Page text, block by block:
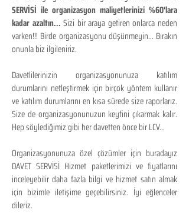
SERVİSİ ile organizasyon maliyetlerinizi %60'lara
kadar azaltın...Sizi bir araya getiren onlarca neden
varken!!! Birde organizasyonu düşünmeyin... Bırakın
onunla biz ilgileniriz.
Davetlilerinizin organizasyonunuza katılım
durumlarını netleştirmek için birçok yöntem kullanır
ve katılım durumlarını en kısa sürede size raporlarız.
Size de organizasyonunuzun keyfini çıkarmak kalır.
Hep söylediğimiz gibi her davetten önce bir LCV...
Organizasyonunuza özel çözümler için buradayız
DAVET SERVİSİ Hizmet paketlerimizi ve fiyatlarını
inceleyebilir daha fazla bilgi ve hizmet satın almak
için bizimle iletişime geçebilirsiniz. İyi eğlenceler
dileriz.